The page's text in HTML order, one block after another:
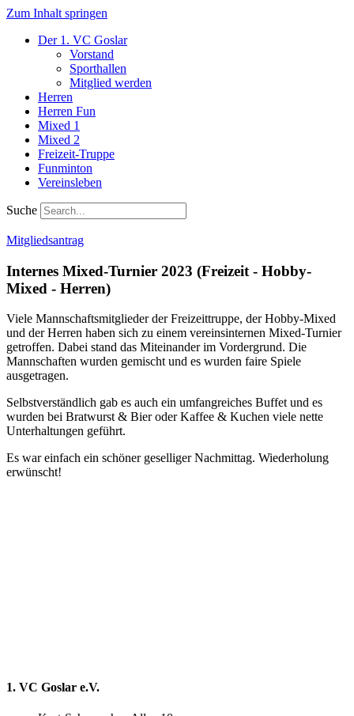
Zum Inhalt springen
Der 1. VC Goslar
Vorstand
Sporthallen
Mitglied werden
Herren
Herren Fun
Mixed 1
Mixed 2
Freizeit-Truppe
Funminton
Vereinsleben
Suche
Mitgliedsantrag
Internes Mixed-Turnier 2023 (Freizeit - Hobby-
Mixed - Herren)
Viele Mannschaftsmitglieder der Freizeittruppe, der Hobby-Mixed
und der Herren haben sich zu einem vereinsinternen Mixed-Turnier
getroffen. Dabei stand das Miteinander im Vordergrund. Die
Mannschaften wurden gemischt und es wurden faire Spiele
ausgetragen.
Selbstverständlich gab es auch ein umfangreiches Buffet und es
wurden bei Bratwurst & Bier oder Kaffee & Kuchen viele nette
Unterhaltungen geführt.
Es war einfach ein schöner geselliger Nachmittag. Wiederholung
erwünscht!
1. VC Goslar e.V.